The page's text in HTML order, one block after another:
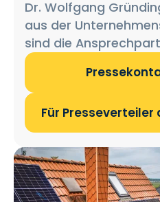
Dr. Wolfgang
aus der
sind die
Für Presseverteiler